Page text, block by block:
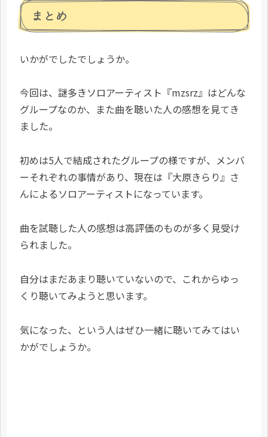
まとめ
いかがでしたでしょうか。
今回は、謎多きソロアーティスト『mzsrz』はどんな
グループなのか、また曲を聴いた人の感想を見てき
ました。
初めは5人で結成されたグループの様ですが、メンバ
ーそれぞれの事情があり、現在は『大原きらり』さ
んによるソロアーティストになっています。
曲を試聴した人の感想は高評価のものが多く見受け
られました。
自分はまだあまり聴いていないので、これからゆっ
くり聴いてみようと思います。
気になった、という人はぜひ一緒に聴いてみてはい
かがでしょうか。